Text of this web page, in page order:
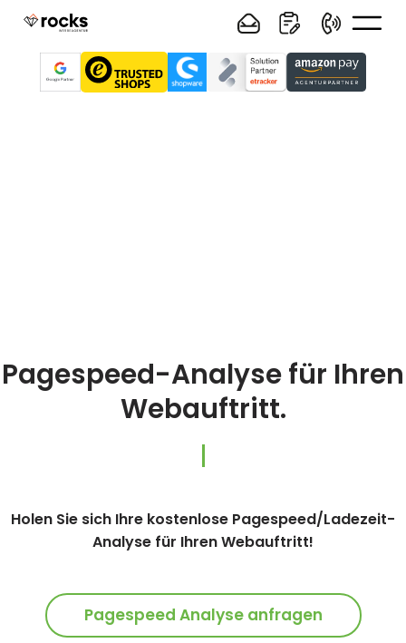
Pagespeed-Analyse für Ihren
Webauftritt.
Holen Sie sich Ihre kostenlose Pagespeed/Ladezeit-
Analyse für IhrenWebauftritt!
Pagespeed Analyse anfragen